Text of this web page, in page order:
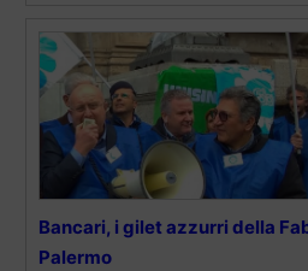
Bancari, i gilet azzurri della
Palermo